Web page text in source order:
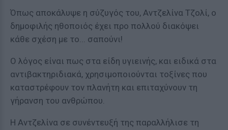
Όπως αποκάλυψε η σύζυγός του, Αντζελίνα Τζολί, ο
δημοφιλής ηθοποιός έχει προ πολλού διακόψει
κάθε σχέση με το... σαπούνι!
Ο λόγος είναι πως στα είδη υγιεινής, και ειδικά στα
αντιβακτηριδιακά, χρησιμοποιούνται τοξίνες που
καταστρέφουν τον πλανήτη και επιταχύνουν τη
γήρανση του ανθρώπου.
Η Αντζελίνα σε συνέντευξή της παραλλήλισε τη